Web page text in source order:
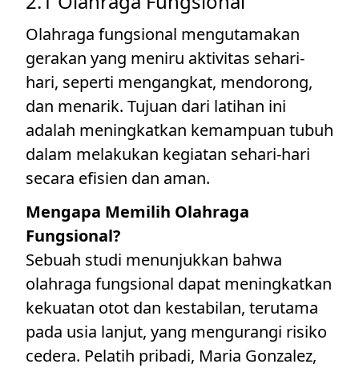
Olahraga fungsional mengutamakan
gerakan yang meniru aktivitas sehari-
hari, seperti mengangkat, mendorong,
dan menarik. Tujuan dari latihan ini
adalah meningkatkan kemampuan tubuh
dalam melakukan kegiatan sehari-hari
secara efisien dan aman.
Mengapa Memilih Olahraga
Fungsional?
Sebuah studi menunjukkan bahwa
olahraga fungsional dapat meningkatkan
kekuatan otot dan kestabilan, terutama
pada usia lanjut, yang mengurangi risiko
cedera. Pelatih pribadi, Maria Gonzalez,